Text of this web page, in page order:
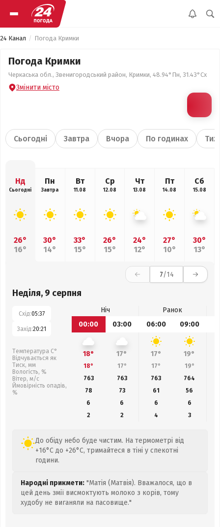
24 Канал Погода Кримки
Погода Кримки
Черкаська обл., Звенигородський район, Кримки, 48.94°Пн, 31.43°Сх
Змінити місто
Сьогодні Завтра Вчора По годинах
Нд
Сьогодні
26°
16°
Пн
Завтра
30°
14°
Вт
11.08
33°
15°
Ср
12.08
26°
15°
Чт
13.08
24°
12°
Пт
14.08
27°
10°
Сб
15.08
30°
13°
7/14
Неділя, 9 серпня
Схід:05:37
Захід:20:21
Температура С°
Відчувається як
Тиск, мм
Вологість, %
Вітер, м/с
Ймовірність опадів,
%
Ніч
Ранок
00:00
03:00 06:00 09:00
18° 17° 17° 19°
18° 17° 17° 19°
763
763 763 764
78
73 61 56
6
6 6
6
2
2 4 3
До обіду небо буде чистим. На термометрі від
+16°C до +26°C, тримайтеся в тіні у спекотні
години.
Народні прикмети: "Матія (Матвія). Вважалося, що в
цей день змії висмоктують молоко з корів, тому
худобу не виганяли на пасовище."